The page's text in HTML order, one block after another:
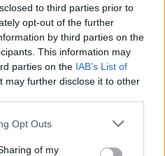
to third parties prior to
opt-out of the further
by third parties on the
This information may
parties on the IAB’s List of
may further disclose it to other
Opt Outs
of my
Lëndë e dyshuar plasëse
në biznesin e Noizyt në
Durrës, çfarë zbuluan
autoritetet